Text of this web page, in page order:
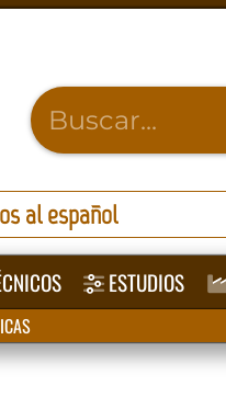
al español
ESTUDIOS